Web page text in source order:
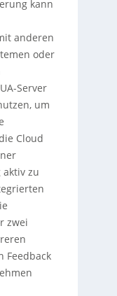
kann
anderen
oder
Server
um
Cloud
zu
zwei
Feedback